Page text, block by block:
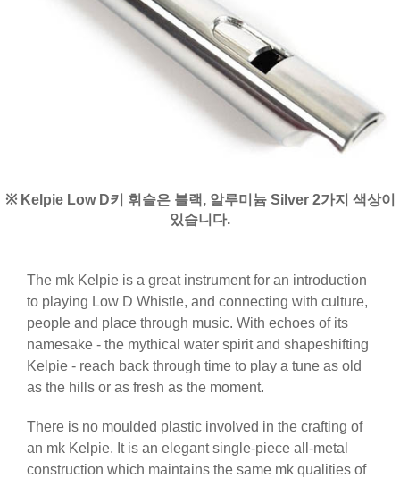
※ Kelpie Low D키 휘슬은 블랙, 알루미늄 Silver 2가지 색상이
있습니다.
The mk Kelpie is a great instrument for an introduction
to playing Low D Whistle, and connecting with culture,
people and place through music. With echoes of its
namesake - the mythical water spirit and shapeshifting
Kelpie - reach back through time to play a tune as old
as the hills or as fresh as the moment.
There is no moulded plastic involved in the crafting of
an mk Kelpie. It is an elegant single-piece all-metal
construction which maintains the same mk qualities of